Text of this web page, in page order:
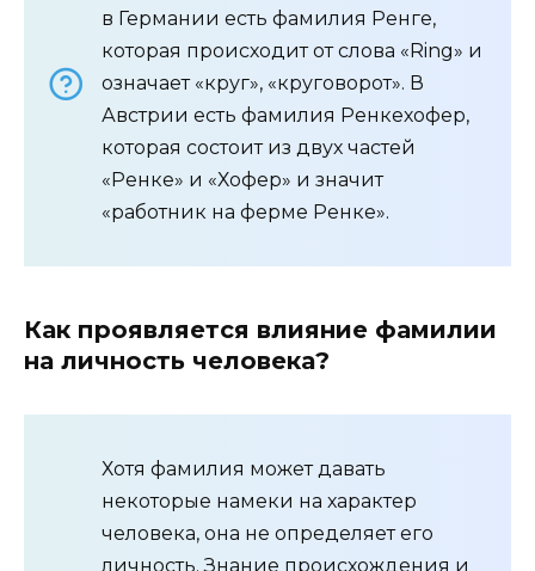
в Германии есть фамилия Ренге,
которая происходит от слова «Ring» и
означает «круг», «круговорот». В
Австрии есть фамилия Ренкехофер,
которая состоит из двух частей
«Ренке» и «Хофер» и значит
«работник на ферме Ренке».
Как проявляется влияние фамилии
на личность человека?
Хотя фамилия может давать
некоторые намеки на характер
человека, она не определяет его
личность. Знание происхождения и